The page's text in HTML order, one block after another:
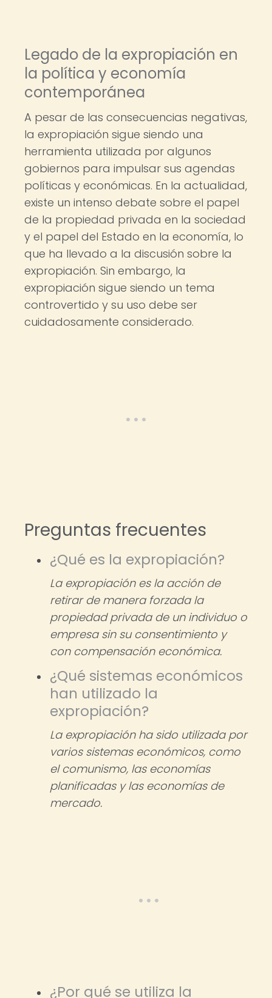
Legado de la expropiación en
la política y economía
contemporánea
A pesar de las consecuencias negativas,
la expropiación sigue siendo una
herramienta utilizada por algunos
gobiernos para impulsar sus agendas
políticas y económicas. En la actualidad,
existe un intenso debate sobre el papel
de la propiedad privada en la sociedad
y el papel del Estado en la economía, lo
que ha llevado a la discusión sobre la
expropiación. Sin embargo, la
expropiación sigue siendo un tema
controvertido y su uso debe ser
cuidadosamente considerado.
Preguntas frecuentes
¿Qué es la expropiación?
La expropiación es la acción de
retirar de manera forzada la
propiedad privada de un individuo o
empresa sin su consentimiento y
con compensación económica.
¿Qué sistemas económicos
han utilizado la
expropiación?
La expropiación ha sido utilizada por
varios sistemas económicos, como
el comunismo, las economías
planificadas y las economías de
mercado.
¿Por qué se utiliza la